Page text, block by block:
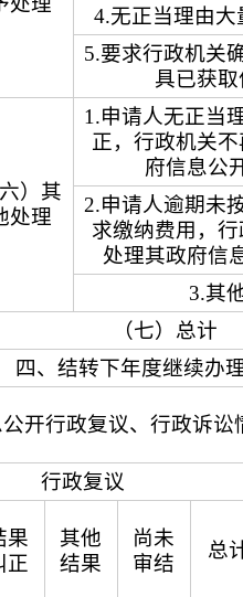
4.无正当理由大
5.要求行政机关
具已获
六）其
处理
1.申请人无正当
正，行政机关
府信息公
2.申请人逾期未
求缴纳费用，
处理其政府信
3.其
（七）总计
四、结转下年度继续办
开行政复议、行政诉讼
行政复议
果
正
其他
结果
尚未
审结
总